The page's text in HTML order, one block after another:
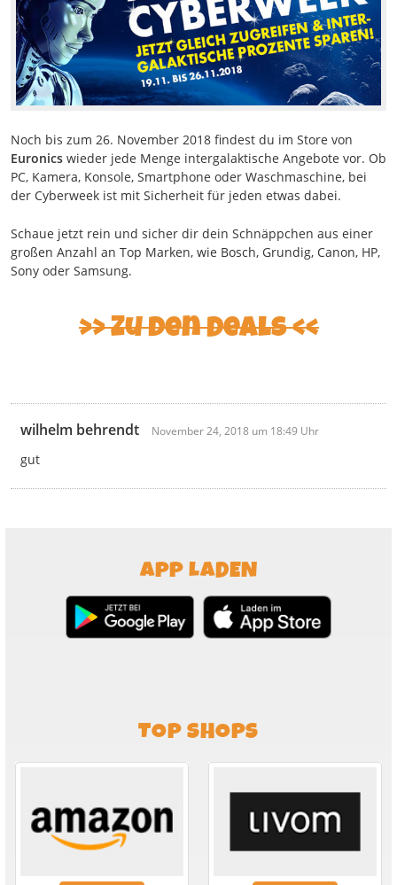
Noch bis zum 26. November 2018 findest du im Store von
Euronics wieder jede Menge intergalaktische Angebote vor. Ob
PC, Kamera, Konsole, Smartphone oder Waschmaschine, bei
der Cyberweek ist mit Sicherheit für jeden etwas dabei.
Schaue jetzt rein und sicher dir dein Schnäppchen aus einer
großen Anzahl an Top Marken, wie Bosch, Grundig, Canon, HP,
Sony oder Samsung.
>> Zu den Deals <<
wilhelm behrendt November 24, 2018 um 18:49 Uhr
gut
APP LADEN
TOP SHOPS